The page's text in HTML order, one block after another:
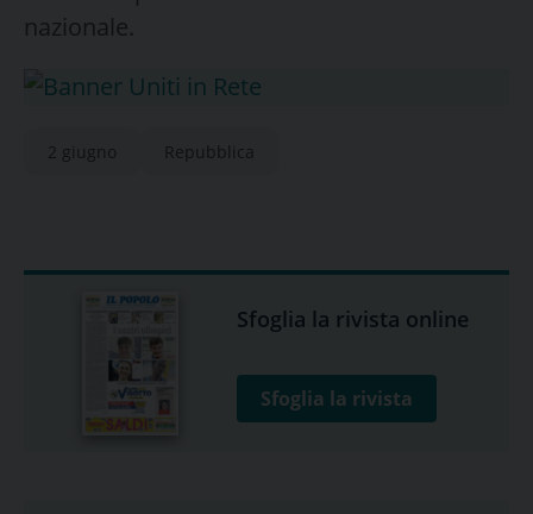
nazionale.
2 giugno Repubblica
Sfoglia la rivista online
Sfoglia la rivista